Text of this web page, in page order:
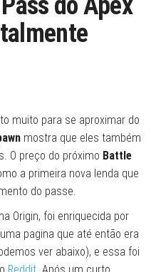
muito para se aproximar do
mostra que eles também
O preço do próximo Battle
a primeira nova lenda que
do passe.
Origin, foi enriquecida por
pagina que até então era
ver abaixo), e essa foi